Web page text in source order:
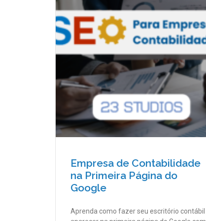
Empresa de Contabilidade
na Primeira Página do
Google
Aprenda como fazer seu escritório contábil